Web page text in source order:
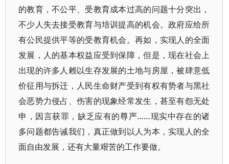
的教育，不公平、受教育成本过高的问题十分突出，
不少人失去接受教育与培训提高的机会。政府应给所
有公民提供平等的受教育机会。再如，实现人的全面
发展，人的基本权益应受到保障，但是，现在社会上
出现的许多人赖以生存发展的土地与房屋，被肆意低
价征用与拆迁，人民生命财产受到有权有势者与黑社
会恶势力侵占、伤害的现象经常发生，甚至有怨无处
申，因言获罪，缺乏应有的尊严……现实中存在的诸
多问题都告诫我们，真正做到以人为本，实现人的全
面自由发展，还有大量艰苦的工作要做。